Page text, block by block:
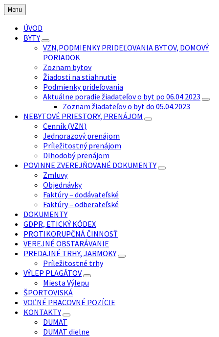
Preskočiť
na
obsah
Preskočiť
na
ľavý
panel
Preskočiť
na
pätičku
Menu
ÚVOD
BYTY
VZN,PODMIENKY PRIDEĽOVANIA BYTOV, DOMOVÝ
PORIADOK
Zoznam bytov
Žiadosti na stiahnutie
Podmienky prideľovania
Aktuálne poradie žiadateľov o byt po 06.04.2023
Zoznam žiadateľov o byt do 05.04.2023
NEBYTOVÉ PRIESTORY, PRENÁJOM
Cenník (VZN)
Jednorazový prenájom
Príležitostný prenájom
Dlhodobý prenájom
POVINNE ZVEREJŇOVANÉ DOKUMENTY
Zmluvy
Objednávky
Faktúry – dodávateľské
Faktúry – odberateľské
DOKUMENTY
GDPR, ETICKÝ KÓDEX
PROTIKORUPČNÁ ČINNOSŤ
VEREJNÉ OBSTARÁVANIE
PREDAJNÉ TRHY, JARMOKY
Príležitostné trhy
VÝLEP PLAGÁTOV
Miesta Výlepu
ŠPORTOVISKÁ
VOĽNÉ PRACOVNÉ POZÍCIE
KONTAKTY
DUMAT
DUMAT dielne